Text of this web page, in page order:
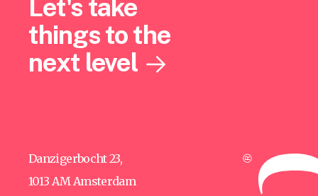
Let's take
things to the
next level
Danzigerbocht 23,
1013 AM Amsterdam